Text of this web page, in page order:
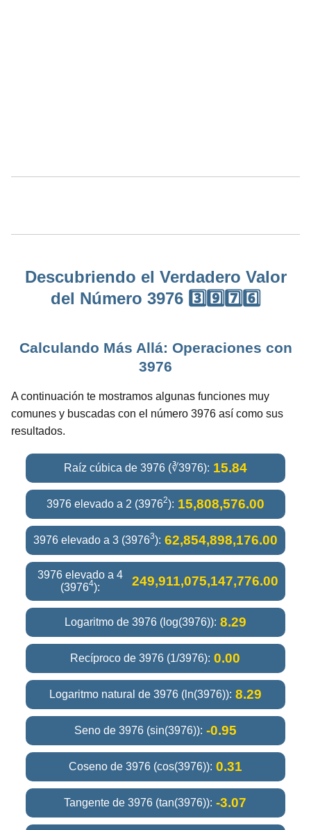
Descubriendo el Verdadero Valor
del Número 3976 3️⃣9️⃣7️⃣6️⃣
Calculando Más Allá: Operaciones con
3976
A continuación te mostramos algunas funciones muy
comunes y buscadas con el número 3976 así como sus
resultados.
Raíz cúbica de 3976 (∛3976): 15.84
3976 elevado a 2 (39762): 15,808,576.00
3976 elevado a 3 (39763): 62,854,898,176.00
3976 elevado a 4
(39764): 249,911,075,147,776.00
Logaritmo de 3976 (log(3976)): 8.29
Recíproco de 3976 (1/3976): 0.00
Logaritmo natural de 3976 (ln(3976)): 8.29
Seno de 3976 (sin(3976)): -0.95
Coseno de 3976 (cos(3976)): 0.31
Tangente de 3976 (tan(3976)): -3.07